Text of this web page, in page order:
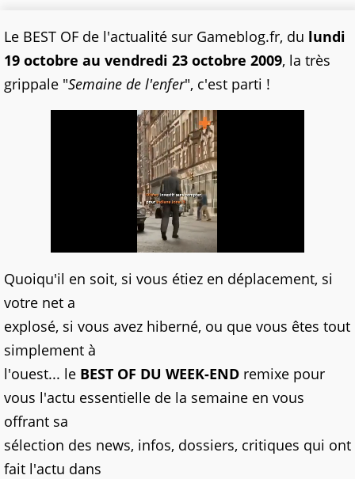
Le BEST OF de l'actualité sur Gameblog.fr, du lundi
19 octobre au vendredi 23 octobre 2009, la très
grippale "Semaine de l'enfer", c'est parti !
Quoiqu'il en soit, si vous étiez en déplacement, si
votre net a
explosé, si vous avez hiberné, ou que vous êtes tout
simplement à
l'ouest... le BEST OF DU WEEK-END remixe pour
vous l'actu essentielle de la semaine en vous
offrant sa
sélection des news, infos, dossiers, critiques qui ont
fait l'actu dans